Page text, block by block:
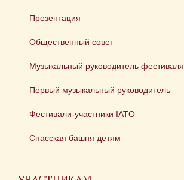
Презентация
Общественный совет
Музыкальный руководитель фестиваля
Первый музыкальный руководитель
Фестивали-участники IATO
Спасская башня детям